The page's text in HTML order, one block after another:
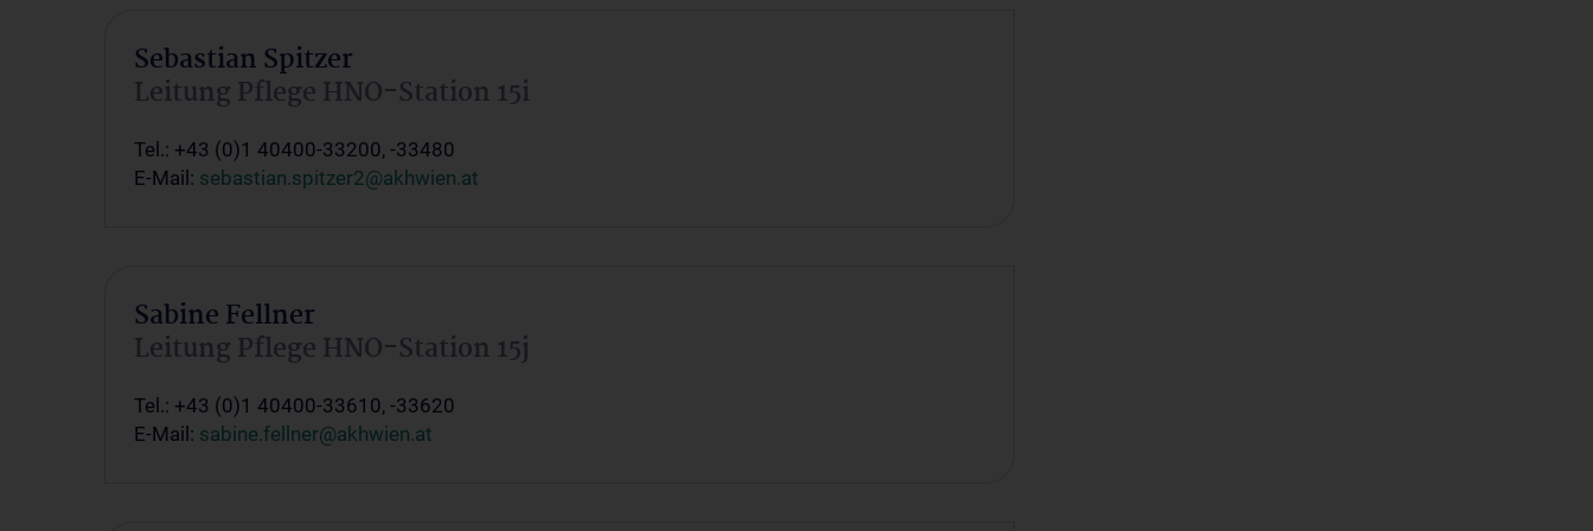
Sebastian Spitzer
Leitung Pflege HNO-Station 15i
Tel.: +43 (0)1 40400-33200, -33480
E-Mail: sebastian.spitzer2@akhwien.at
Sabine Fellner
Leitung Pflege HNO-Station 15j
Tel.: +43 (0)1 40400-33610, -33620
E-Mail: sabine.fellner@akhwien.at